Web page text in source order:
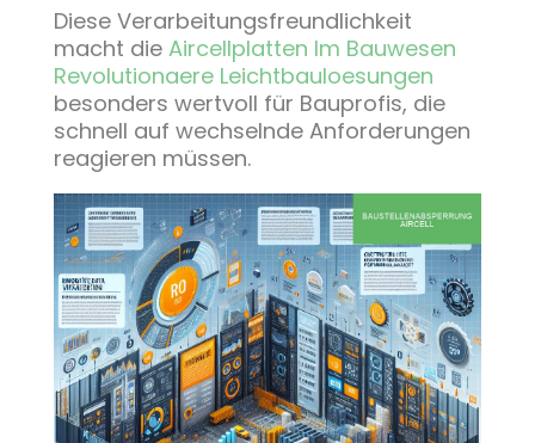
Diese Verarbeitungsfreundlichkeit
macht die Aircellplatten Im Bauwesen
Revolutionaere Leichtbauloesungen
besonders wertvoll für Bauprofis, die
schnell auf wechselnde Anforderungen
reagieren müssen.